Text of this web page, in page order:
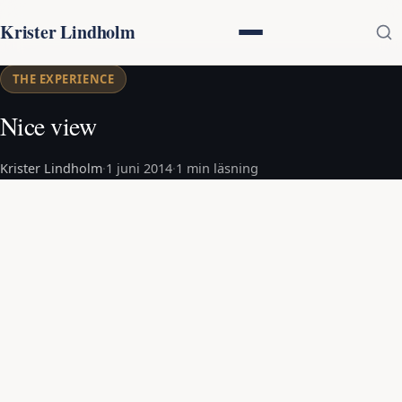
Krister Lindholm
THE EXPERIENCE
Nice view
Krister Lindholm·1 juni 2014·1 min läsning